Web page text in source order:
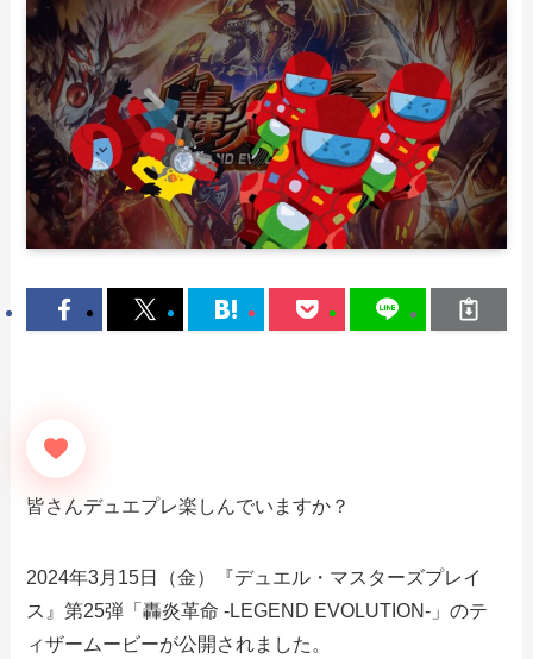
皆さんデュエプレ楽しんでいますか？
2024年3月15日（金）『デュエル・マスターズプレイ
ス』第25弾「轟炎革命 -LEGEND EVOLUTION-」のテ
ィザームービーが公開されました。